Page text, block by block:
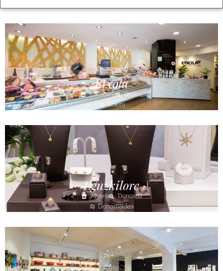
Etxola
Carnicería
Ordizia
Goierri
Eguzkilore
Joyería
Donostia
Donostialdea